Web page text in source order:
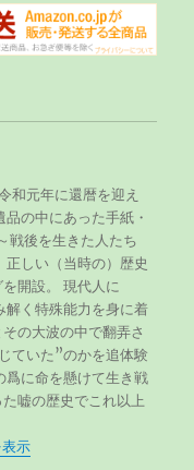
和元年に還暦を迎え
の中にあった手紙・
戦後を生きた人たち
しい（当時の）歴史
開設。 現代人に
解く特殊能力を身に着
の大波の中で翻弄さ
ていた”のかを追体験
爲に命を懸けて生き戦
嘘の歴史でこれ以上
示